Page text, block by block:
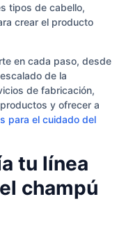
tipos de cabello,
crear el producto
en cada paso, desde
de la
de fabricación,
y ofrecer a
para el cuidado del
tu línea
champú